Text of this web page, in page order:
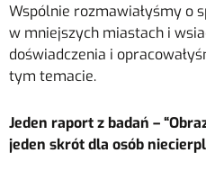
Wspólnie rozmawiałyśmy o
w mniejszych miastach i
doświadczenia i
tym temacie.
Jeden raport z badań –
jeden skrót dla osób